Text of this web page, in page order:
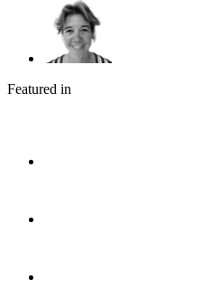
Featured in